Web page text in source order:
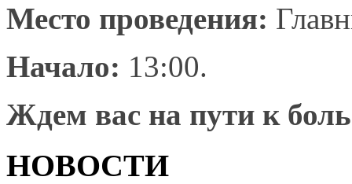
Место проведения:
Начало: 13:00.
Ждем вас на пути к
НОВОСТИ